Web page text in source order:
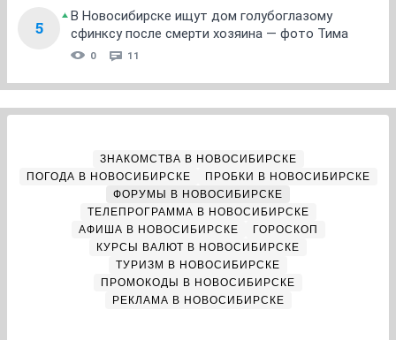
5
В Новосибирске ищут дом голубоглазому
сфинксу после смерти хозяина — фото Тима
0 11
ЗНАКОМСТВА В НОВОСИБИРСКЕ
ПОГОДА В НОВОСИБИРСКЕ
ПРОБКИ В НОВОСИБИРСКЕ
ФОРУМЫ В НОВОСИБИРСКЕ
ТЕЛЕПРОГРАММА В НОВОСИБИРСКЕ
АФИША В НОВОСИБИРСКЕ
ГОРОСКОП
КУРСЫ ВАЛЮТ В НОВОСИБИРСКЕ
ТУРИЗМ В НОВОСИБИРСКЕ
ПРОМОКОДЫ В НОВОСИБИРСКЕ
РЕКЛАМА В НОВОСИБИРСКЕ